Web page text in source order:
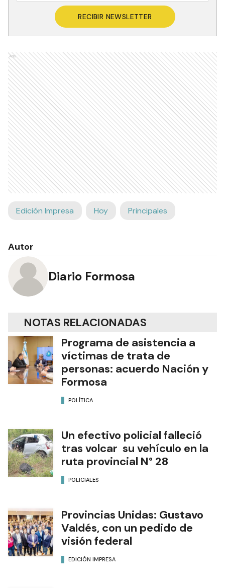
RECIBIR NEWSLETTER
Ads
Edición Impresa Hoy Principales
Autor
Diario Formosa
NOTAS RELACIONADAS
Programa de asistencia a
víctimas de trata de
personas: acuerdo Nación y
Formosa
POLÍTICA
Un efectivo policial falleció
tras volcar su vehículo en la
ruta provincial N° 28
POLICIALES
Provincias Unidas: Gustavo
Valdés, con un pedido de
visión federal
EDICIÓN IMPRESA